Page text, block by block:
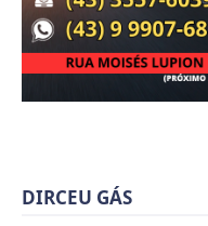
DIRCEU GÁS